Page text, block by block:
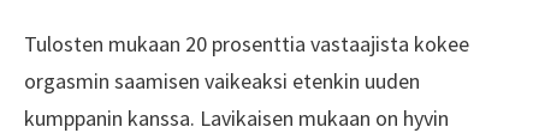
Tulosten mukaan 20 prosenttia vastaajista kokee
orgasmin saamisen vaikeaksi etenkin uuden
kumppanin kanssa. Lavikaisen mukaan on hyvin